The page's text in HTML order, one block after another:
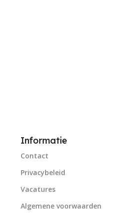
Informatie
Contact
Privacybeleid
Vacatures
Algemene voorwaarden